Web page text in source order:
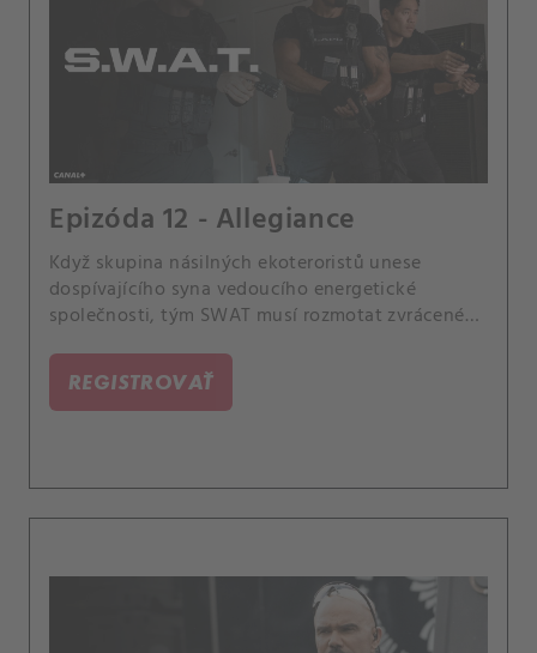
Epizóda 12 - Allegiance
Když skupina násilných ekoteroristů unese
dospívajícího syna vedoucího energetické
společnosti, tým SWAT musí rozmotat zvrácené
Mezitím Hondovo zapojení do střelby vyvolá
pobouření v komunitě, které se právě snaží
ochraňovat.
REGISTROVAŤ